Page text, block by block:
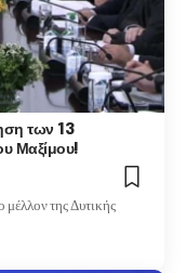
των 13
Μαξίμου!
μέλλον της Δυτικής